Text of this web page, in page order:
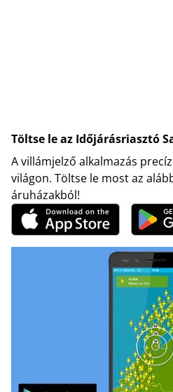
Töltse le az Időjárásriasztó
A villámjelző alkalmazás
világon. Töltse le most az
áruházakból!